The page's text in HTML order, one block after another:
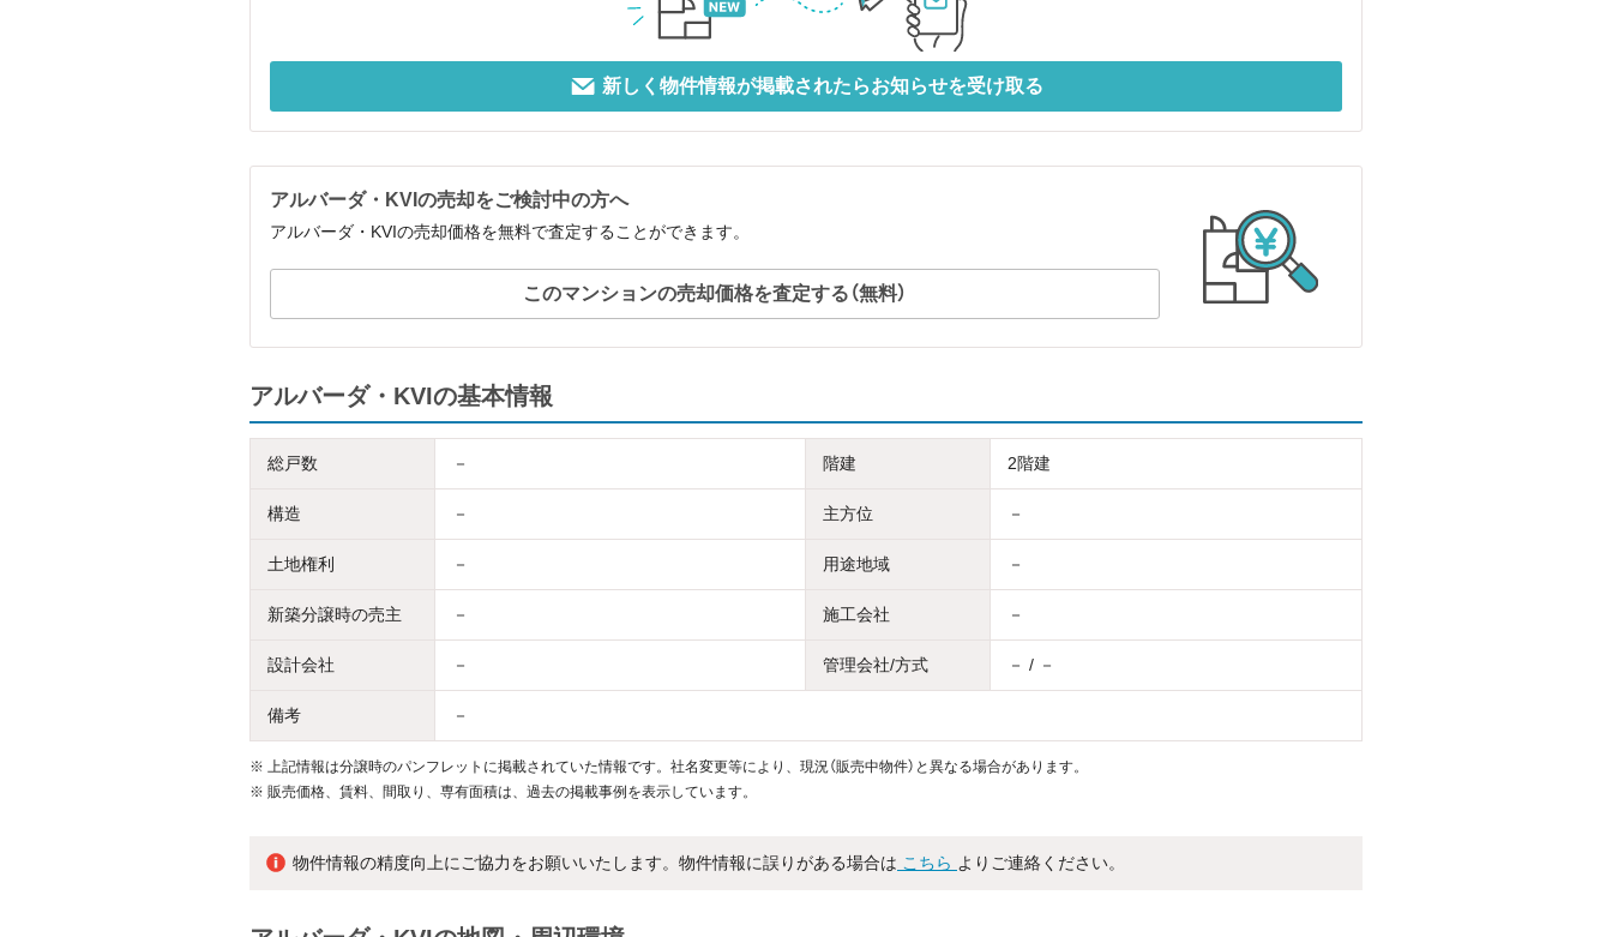
新しく物件情報が掲載されたらお知らせを受け取る
アルバーダ・KVIの売却をご検討中の方へ
アルバーダ・KVIの売却価格を無料で査定することができます。
このマンションの売却価格を査定する（無料）
アルバーダ・KVIの基本情報
総戸数 － 階建 2階建
構造 － 主方位 －
土地権利 － 用途地域 －
新築分譲時の売主 － 施工会社 －
設計会社 － 管理会社/方式 － / －
備考 －
※
上記情報は分譲時のパンフレットに掲載されていた情報です。社名変更等により、現況（販売中物件）と異なる場合があります。
※ 販売価格、賃料、間取り、専有面積は、過去の掲載事例を表示しています。
物件情報の精度向上にご協力をお願いいたします。物件情報に誤りがある場合は こちら よりご連絡ください。